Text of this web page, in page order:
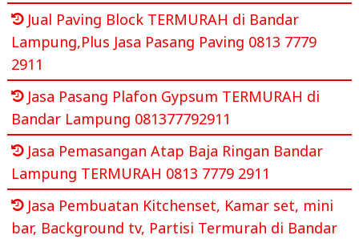
Jual Paving Block TERMURAH di Bandar
Lampung,Plus Jasa Pasang Paving 0813 7779
2911
Jasa Pasang Plafon Gypsum TERMURAH di
Bandar Lampung 081377792911
Jasa Pemasangan Atap Baja Ringan Bandar
Lampung TERMURAH 0813 7779 2911
Jasa Pembuatan Kitchenset, Kamar set, mini
bar, Background tv, Partisi Termurah di Bandar